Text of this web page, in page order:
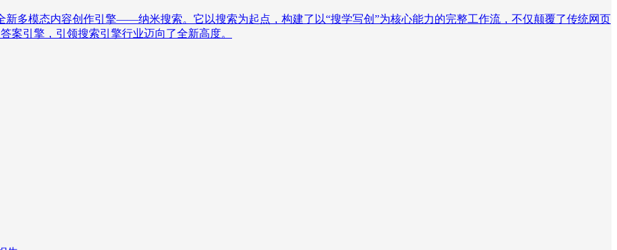
新多模态内容创作引擎——纳米搜索。它以搜索为起点，构建了以“搜学写创”为核心能力的完整工作流，不仅颠覆了传统网页
案引擎，引领搜索引擎行业迈向了全新高度。